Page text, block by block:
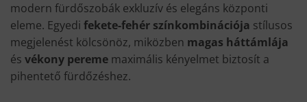
modern fürdőszobák exkluzív és elegáns központi
eleme. Egyedi fekete-fehér színkombinációja stílusos
megjelenést kölcsönöz, miközben magas háttámlája
és vékony pereme maximális kényelmet biztosít a
pihentető fürdőzéshez.